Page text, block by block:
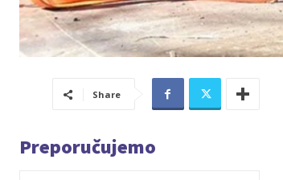
Share
Preporučujemo